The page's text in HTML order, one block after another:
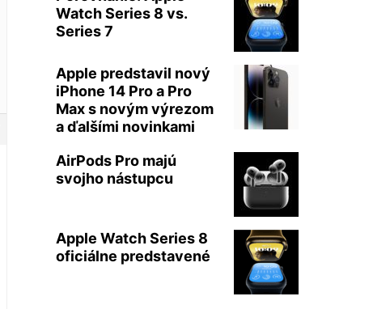
Watch Series 8 vs.
Series 7
Apple predstavil nový
iPhone 14 Pro a Pro
Max s novým výrezom
a ďalšími novinkami
AirPods Pro majú
svojho nástupcu
Apple Watch Series 8
oficiálne predstavené